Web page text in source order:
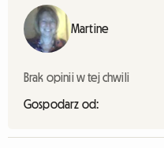
Martine
Brak opinii w tej chwili
Gospodarz od: